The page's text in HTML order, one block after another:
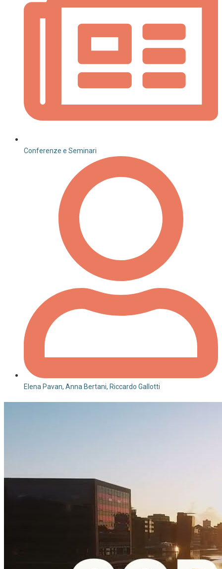
Conferenze e Seminari
Elena Pavan, Anna Bertani, Riccardo Gallotti